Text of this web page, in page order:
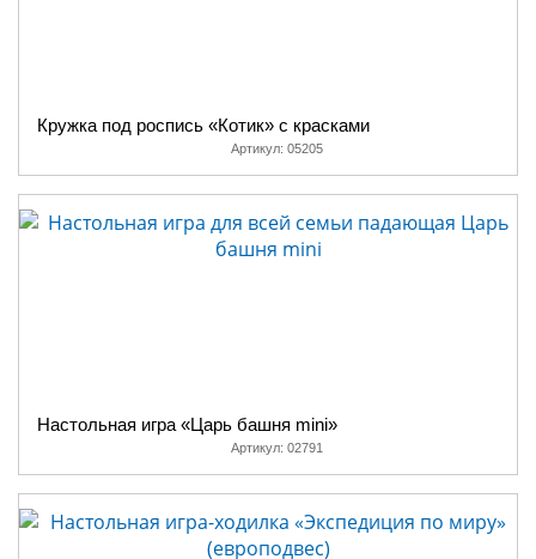
Кружка под роспись «Котик» с красками
Артикул: 05205
Настольная игра «Царь башня mini»
Артикул: 02791